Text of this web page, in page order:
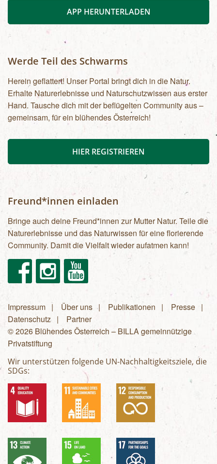
APP HERUNTERLADEN
Werde Teil des Schwarms
Herein geflattert! Unser Portal bringt dich in die Natur.
Erhalte Naturerlebnisse und Naturschutzwissen aus erster
Hand. Tausche dich mit der beflügelten Community aus –
gemeinsam, für ein blühendes Österreich!
HIER REGISTRIEREN
Freund*innen einladen
Bringe auch deine Freund*innen zur Mutter Natur. Teile die
Naturerlebnisse und das Naturwissen für eine florierende
Community. Damit die Vielfalt wieder aufatmen kann!
FacebookInstagram Youtube
Fußzeilenmenü
Impressum Über uns Publikationen
Presse
Datenschutz
Partner
© 2026 Blühendes Österreich – BILLA gemeinnützige
Privatstiftung
Wir unterstützen folgende UN-Nachhaltigkeitsziele, die
SDGs: